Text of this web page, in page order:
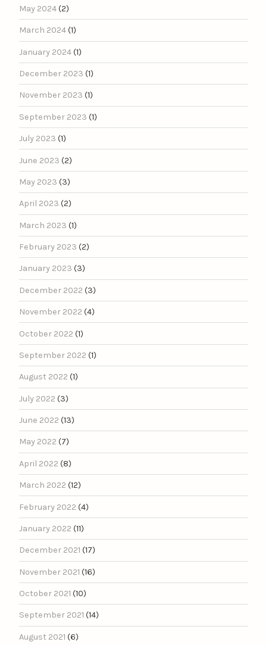
May 2024(2)
March 2024(1)
January 2024(1)
December 2023 (1)
November 2023 (1)
September 2023 (1)
July 2023 (1)
June 2023 (2)
May 2023 (3)
April 2023 (2)
March 2023 (1)
February 2023 (2)
January 2023 (3)
December 2022 (3)
November 2022 (4)
October 2022 (1)
September 2022 (1)
August 2022 (1)
July 2022 (3)
June 2022 (13)
May 2022 (7)
April 2022 (8)
March 2022 (12)
February 2022 (4)
January 2022 (11)
December 2021 (17)
November 2021 (16)
October 2021 (10)
September 2021 (14)
August 2021 (6)